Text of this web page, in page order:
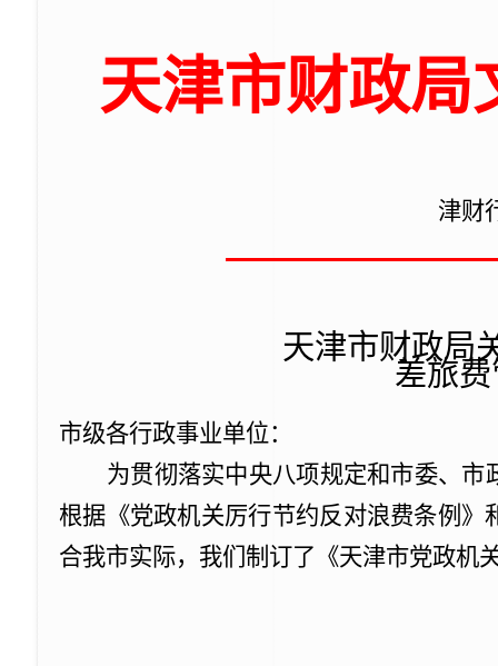
天津市财政局
津财
天津市财政局
差旅
市级各行政事业单位：
为贯彻落实中央八项规定和市委、市
根据《党政机关厉行节约反对浪费条例》
合我市实际， 我们制订了《天津市党政机